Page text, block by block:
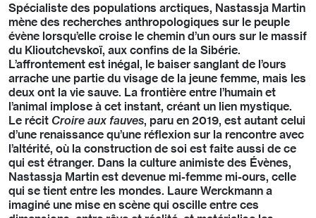
Spécialiste des populations arctiques, Nastassja Martin
mène des recherches anthropologiques sur le peuple
évène lorsqu’elle croise le chemin d’un ours sur le massif
du Klioutchevskoï, aux confins de la Sibérie.
L’affrontement est inégal, le baiser sanglant de l’ours
arrache une partie du visage de la jeune femme, mais les
deux ont la vie sauve. La frontière entre l’humain et
l’animal implose à cet instant, créant un lien mystique.
Le récit Croire aux fauves, paru en 2019, est autant celui
d’une renaissance qu’une réflexion sur la rencontre avec
l’altérité, où la construction de soi est faite aussi de ce
qui est étranger. Dans la culture animiste des Évènes,
Nastassja Martin est devenue mi-femme mi-ours, celle
qui se tient entre les mondes. Laure Werckmann a
imaginé une mise en scène qui oscille entre ces